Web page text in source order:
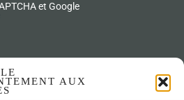
AUX
et Google